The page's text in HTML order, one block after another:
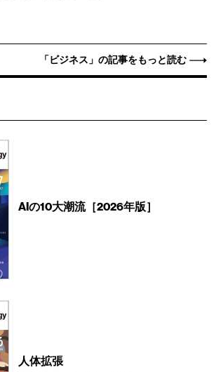
「ビジネス」の記事をもっと読む
AIの10大潮流［2026年版］
人体拡張